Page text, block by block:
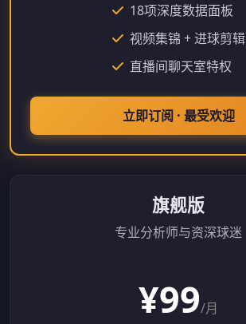
18项深度数据面板
视频集锦 + 进球剪辑
直播间聊天室特权
立即订阅 · 最受欢迎
旗舰版
专业分析师与资深球迷
¥99/月